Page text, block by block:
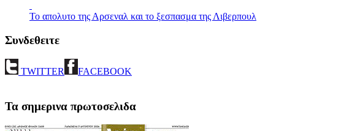
Το απολυτο της Αρσεναλ και το ξεσπασμα της Λιβερπουλ
Συνδεθειτε
TWITTER FACEBOOK
Τα σημερινα πρωτοσελιδα